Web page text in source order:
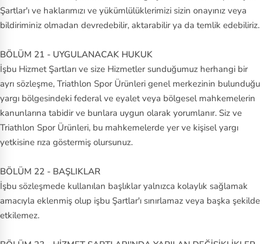
Şartlar'ı ve haklarımızı ve yükümlülüklerimizi sizin onayınız veya
bildiriminiz olmadan devredebilir, aktarabilir ya da temlik edebiliriz.
BÖLÜM 21 - UYGULANACAK HUKUK
İşbu Hizmet Şartları ve size Hizmetler sunduğumuz herhangi bir
ayrı sözleşme, Triathlon Spor Ürünleri genel merkezinin bulunduğu
yargı bölgesindeki federal ve eyalet veya bölgesel mahkemelerin
kanunlarına tabidir ve bunlara uygun olarak yorumlanır. Siz ve
Triathlon Spor Ürünleri, bu mahkemelerde yer ve kişisel yargı
yetkisine rıza göstermiş olursunuz.
BÖLÜM 22 - BAŞLIKLAR
İşbu sözleşmede kullanılan başlıklar yalnızca kolaylık sağlamak
amacıyla eklenmiş olup işbu Şartlar'ı sınırlamaz veya başka şekilde
etkilemez.